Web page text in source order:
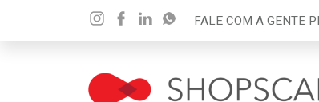
FALE COM A GENTE